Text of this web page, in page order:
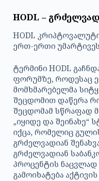
HODL –
HODL
ერთ-ერთი
ტერმინი HODL
ფორუმზე, როდესაც
მომხმარებელმა
შეცდომით დაწერა
შეცდომამ სწრაფად
„იყიდე და
იქცა, რომელიც
გრძელვადიან
გრძელვადიან
პროცენტის ნაცვლად
გამოიხატება